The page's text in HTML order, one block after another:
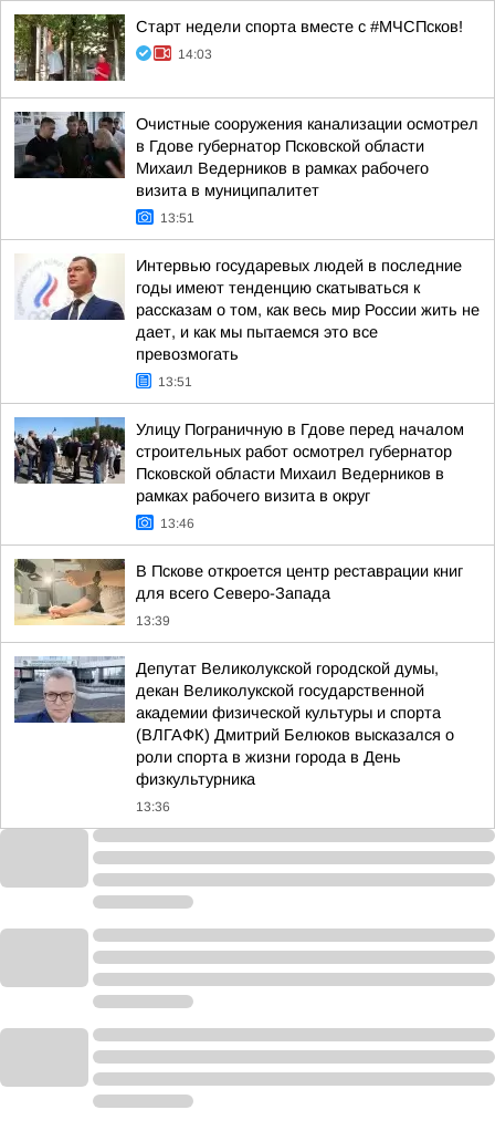
Старт недели спорта вместе с #МЧСПсков!
14:03
Очистные сооружения канализации осмотрел
в Гдове губернатор Псковской области
Михаил Ведерников в рамках рабочего
визита в муниципалитет
13:51
Интервью государевых людей в последние
годы имеют тенденцию скатываться к
рассказам о том, как весь мир России жить не
дает, и как мы пытаемся это все
превозмогать
13:51
Улицу Пограничную в Гдове перед началом
строительных работ осмотрел губернатор
Псковской области Михаил Ведерников в
рамках рабочего визита в округ
13:46
В Пскове откроется центр реставрации книг
для всего Северо-Запада
13:39
Депутат Великолукской городской думы,
декан Великолукской государственной
академии физической культуры и спорта
(ВЛГАФК) Дмитрий Белюков высказался о
роли спорта в жизни города в День
физкультурника
13:36